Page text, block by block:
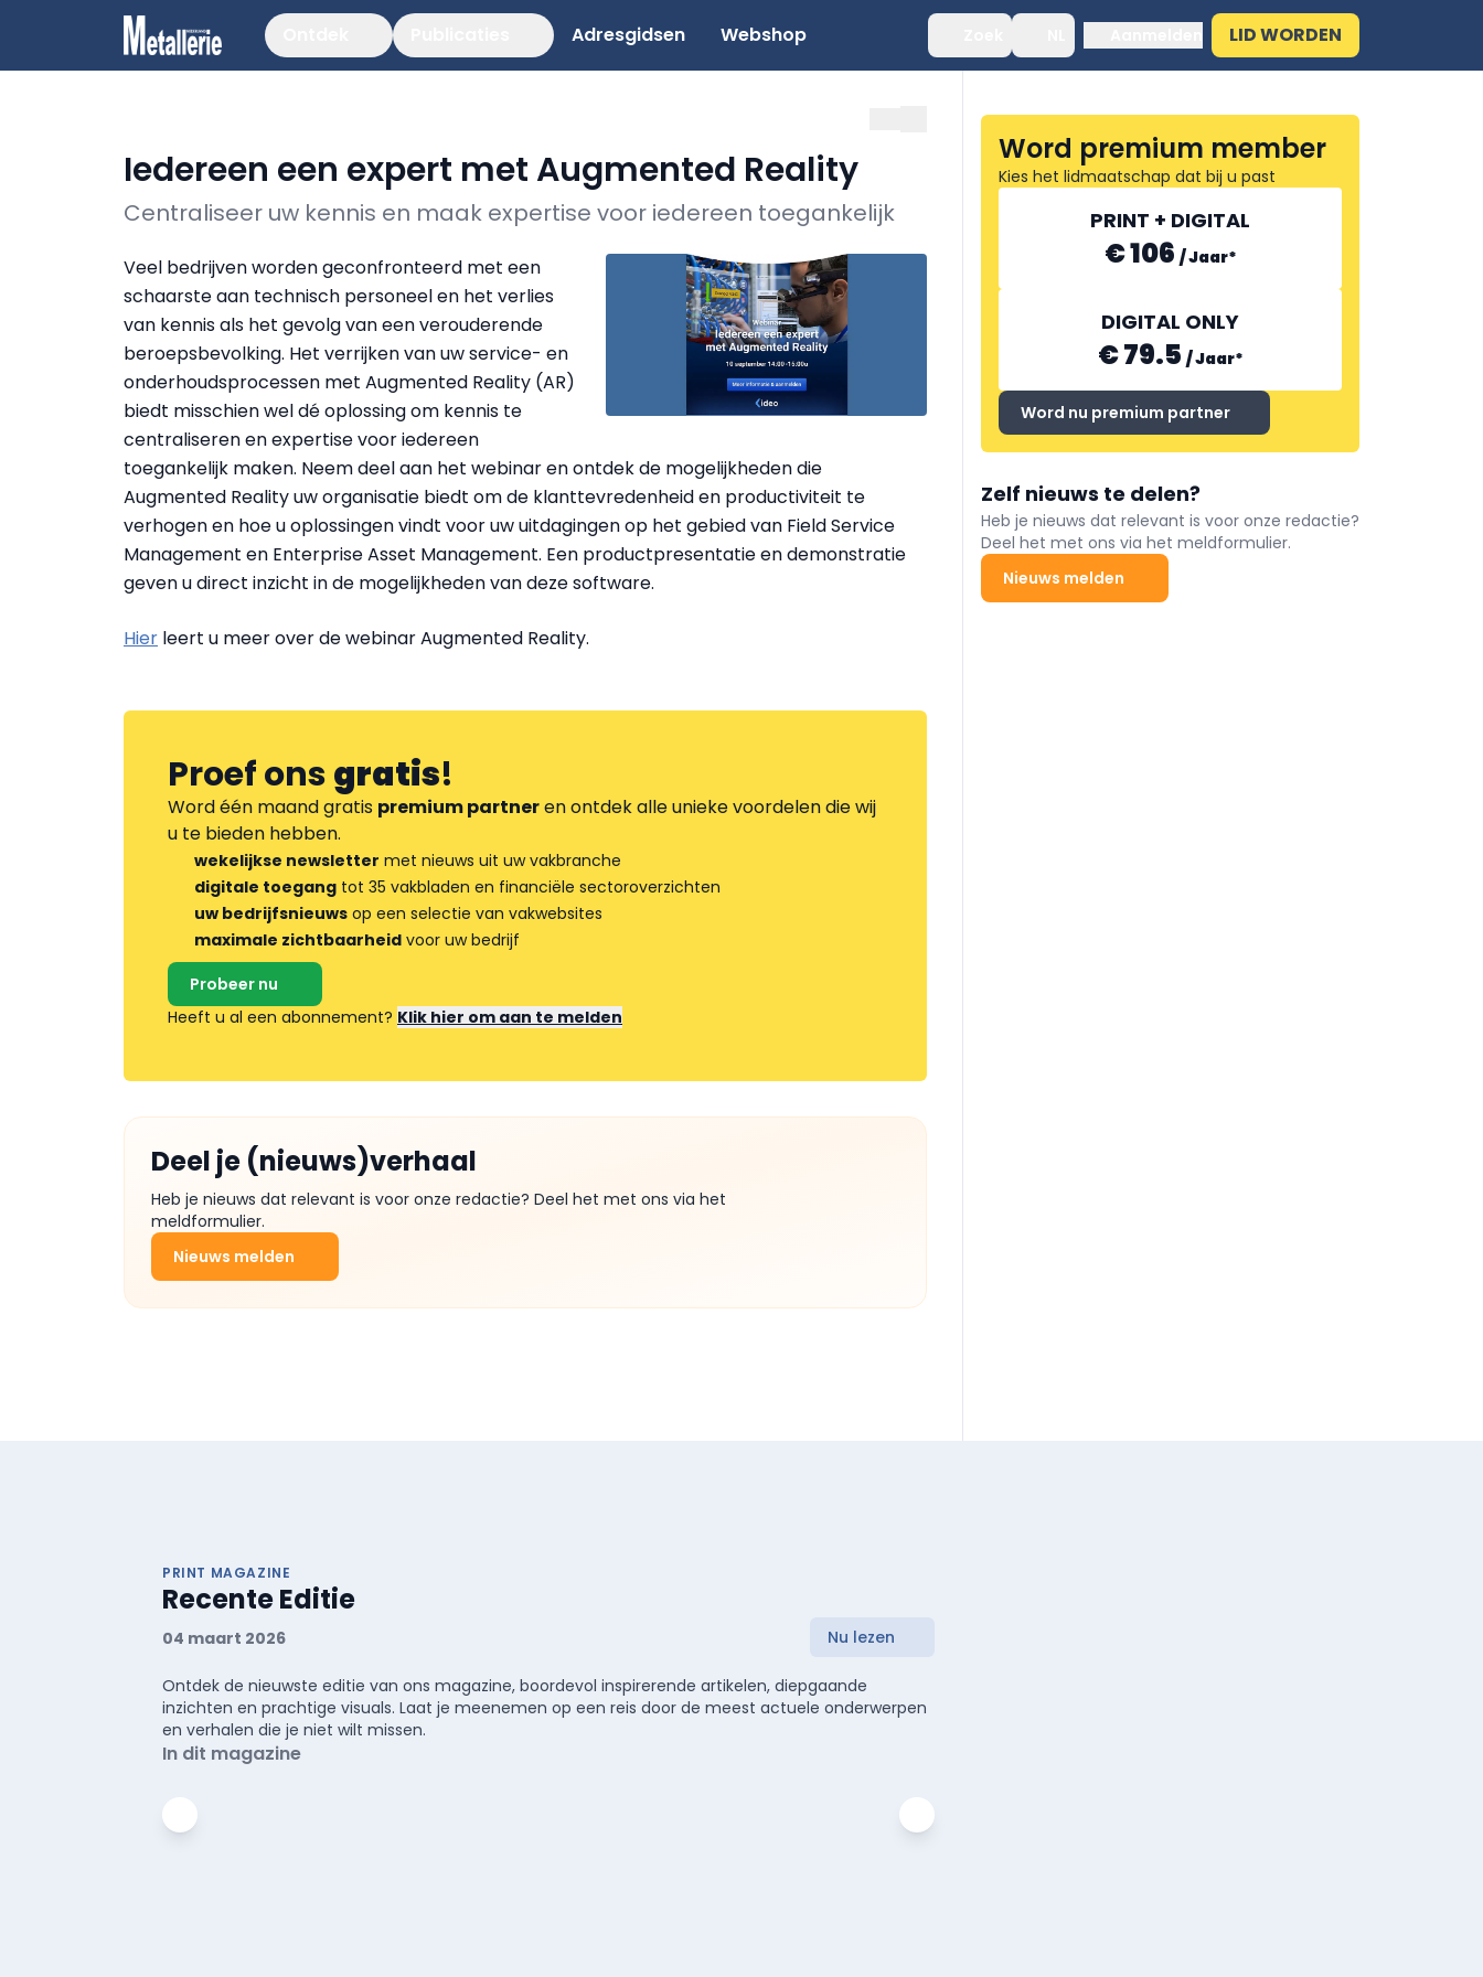
Adresgidsen Webshop LID WORDEN
Iedereen een expert met Augmented Reality
Centraliseer uw kennis en maak expertise voor iedereen toegankelijk
Veel bedrijven worden geconfronteerd met een
schaarste aan technisch personeel en het verlies
van kennis als het gevolg van een verouderende
beroepsbevolking. Het verrijken van uw service- en
onderhoudsprocessen met Augmented Reality (AR)
biedt misschien wel dé oplossing om kennis te
centraliseren en expertise voor iedereen
toegankelijk maken. Neem deel aan het webinar en ontdek de mogelijkheden die
Augmented Reality uw organisatie biedt om de klanttevredenheid en productiviteit te
verhogen en hoe u oplossingen vindt voor uw uitdagingen op het gebied van Field Service
Management en Enterprise Asset Management. Een productpresentatie en demonstratie
geven u direct inzicht in de mogelijkheden van deze software.
Hier leert u meer over de webinar Augmented Reality.
Proef onsgratis!
Word één maand gratis premium partneren ontdek alle unieke voordelen die wij
u te bieden hebben.
wekelijkse newsletter met nieuws uit uw vakbranche
digitale toegang tot 35 vakbladen en financiële sectoroverzichten
uw bedrijfsnieuws op een selectie van vakwebsites
maximale zichtbaarheid voor uw bedrijf
Probeer nu
Heeft u al een abonnement? Klik hier om aan te melden
Deel je (nieuws)verhaal
Heb je nieuws dat relevant is voor onze redactie? Deel het met ons via het
meldformulier.
Nieuws melden
Word premium member
Kies het lidmaatschap dat bij u past
PRINT + DIGITAL
€ 106 /Jaar*
DIGITAL ONLY
€ 79.5 /Jaar*
Word nu premium partner
Zelf nieuws te delen?
Heb je nieuws dat relevant is voor onze redactie?
Deel het met ons via het meldformulier.
Nieuws melden
PRINT MAGAZINE
Recente Editie
04 maart 2026 Nu lezen
Ontdek de nieuwste editie van ons magazine, boordevol inspirerende artikelen, diepgaande
inzichten en prachtige visuals. Laat je meenemen op een reis door de meest actuele onderwerpen
en verhalen die je niet wilt missen.
In dit magazine